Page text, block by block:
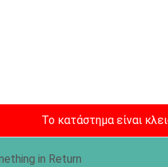
Το κατάστημα είναι
in Return